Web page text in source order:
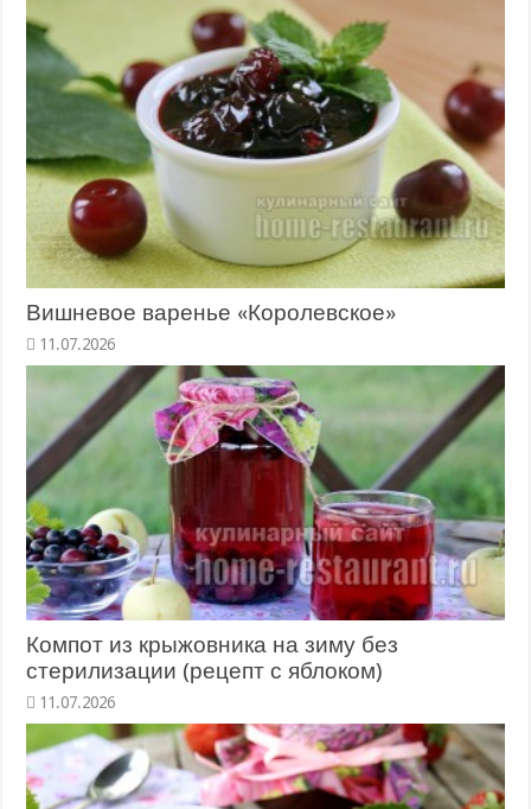
Вишневое варенье «Королевское»
11.07.2026
Компот из крыжовника на зиму без
стерилизации (рецепт с яблоком)
11.07.2026